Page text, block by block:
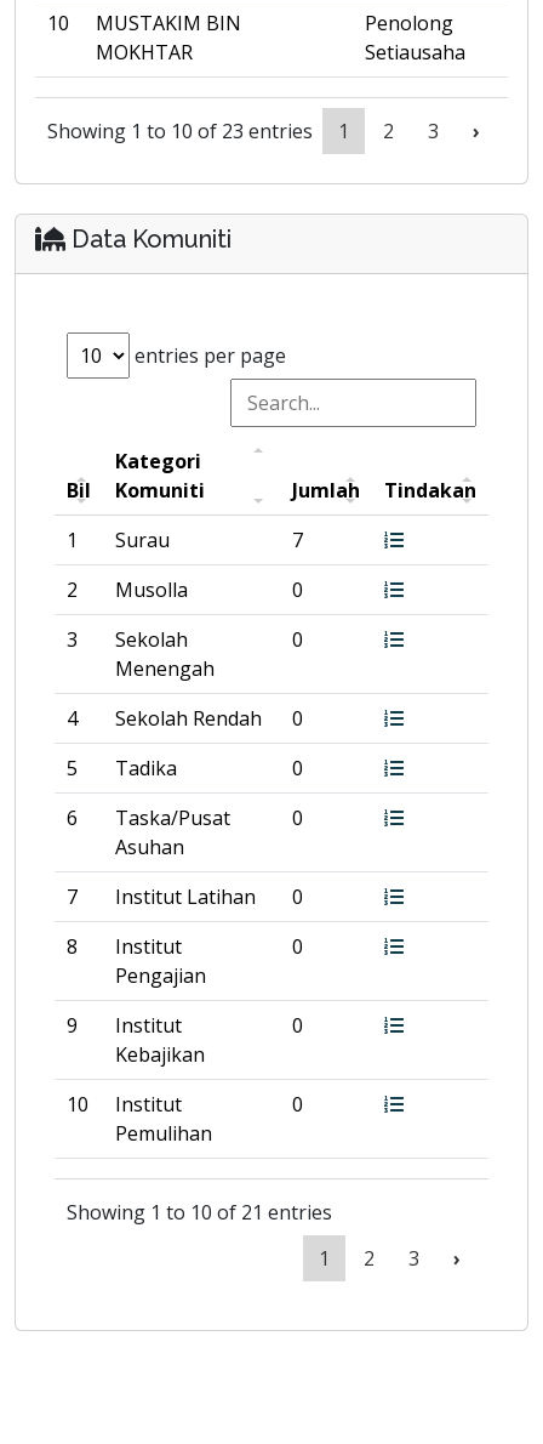
10
MUSTAKIM BIN
MOKHTAR
Penolong
Setiausaha
Showing 1 to 10 of 23 entries 1 2 3 ›
Data Komuniti
entries per page
Bil
Kategori
Komuniti
Jumlah
Tindakan
1
Surau
7
2
Musolla
0
3
Sekolah
Menengah
0
4 Sekolah Rendah
0
5
Tadika
0
6
Taska/Pusat
Asuhan
0
7 Institut Latihan
0
8
Institut
Pengajian
0
9
Institut
Kebajikan
0
10
Institut
Pemulihan
0
Showing 1 to 10 of 21 entries
1
2 3 ›